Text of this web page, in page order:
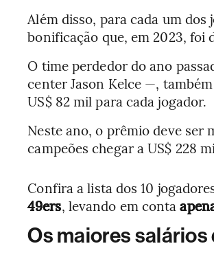
Além disso, para cada um
bonificação que, em 2023, foi
O time perdedor do ano
center Jason Kelce —,
US$ 82 mil para cada jogador.
Neste ano, o prêmio deve ser
campeões chegar a US$ 228
Confira a lista dos 10
49ers, levando em conta
Os maiores salários